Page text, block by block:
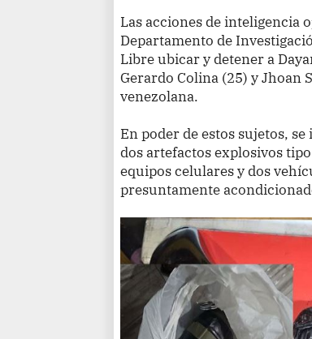
Las acciones de inteligencia
Departamento de
Libre ubicar y detener a
Gerardo Colina (25) y Jhoan
venezolana.
En poder de estos sujetos,
dos artefactos explosivos
equipos celulares y dos
presuntamente